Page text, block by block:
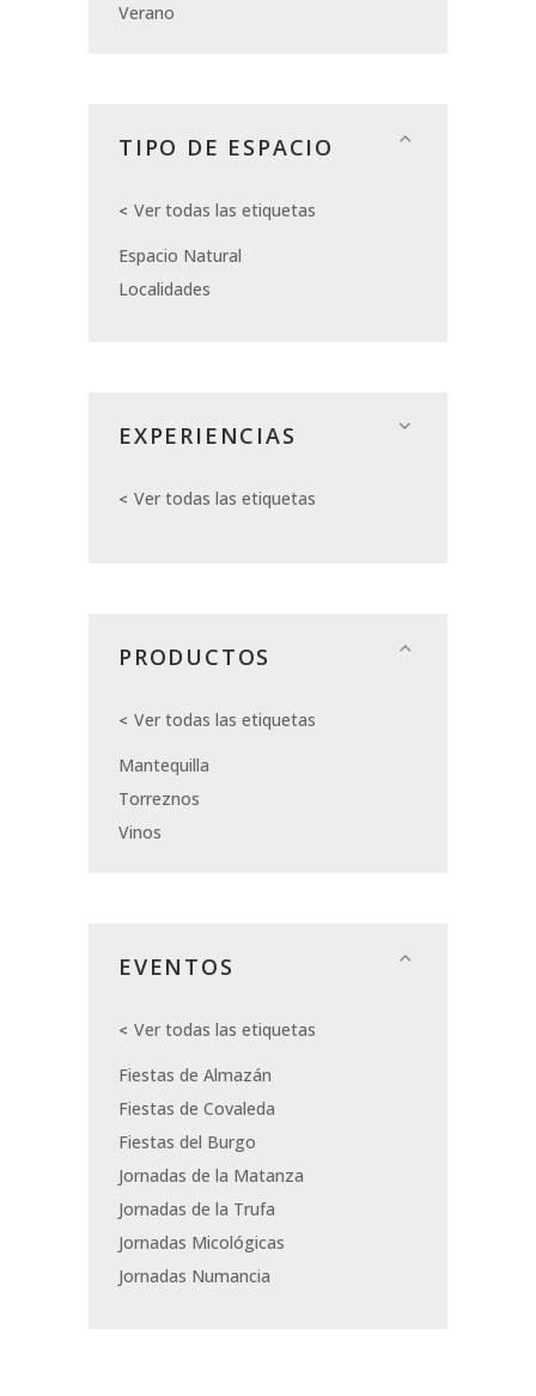
Verano
TIPO DE ESPACIO
Ver todas las etiquetas
Espacio Natural
Localidades
EXPERIENCIAS
Ver todas las etiquetas
PRODUCTOS
Ver todas las etiquetas
Mantequilla
Torreznos
Vinos
EVENTOS
Ver todas las etiquetas
Fiestas de Almazán
Fiestas de Covaleda
Fiestas del Burgo
Jornadas de la Matanza
Jornadas de la Trufa
Jornadas Micológicas
Jornadas Numancia